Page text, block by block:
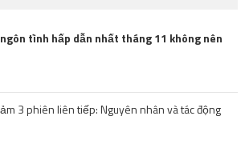
tình hấp dẫn nhất tháng 11 không nên
3 phiên liên tiếp: Nguyên nhân và tác động